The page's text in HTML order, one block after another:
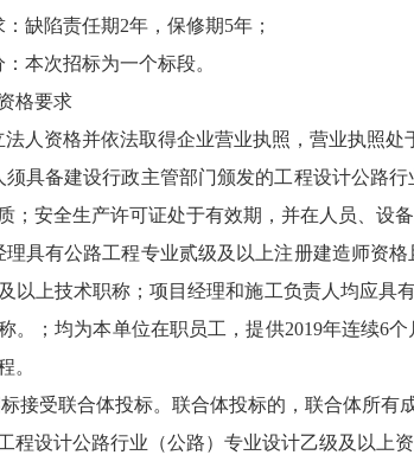
缺陷责任期2年，保修期5年；
本次招标为一个标段。
格要求
法人资格并依法取得企业营业执照，营业执照处
具备建设行政主管部门颁发的工程设计公路
；安全生产许可证处于有效期，并在人员、设
具有公路工程专业贰级及以上注册建造师资
以上技术职称；项目经理和施工负责人均应
。；均为本单位在职员工，提供2019年连续6
。
接受联合体投标。联合体投标的，联合体所有
程设计公路行业（公路）专业设计乙级及以上